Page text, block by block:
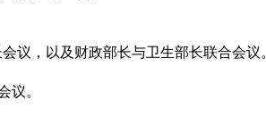
议，以及财政部长与卫生部长联合会议
议。